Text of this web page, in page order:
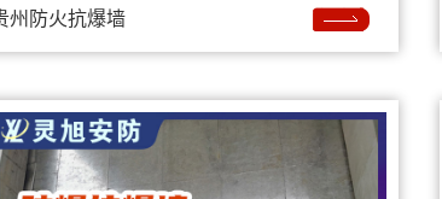
州防火抗爆墙